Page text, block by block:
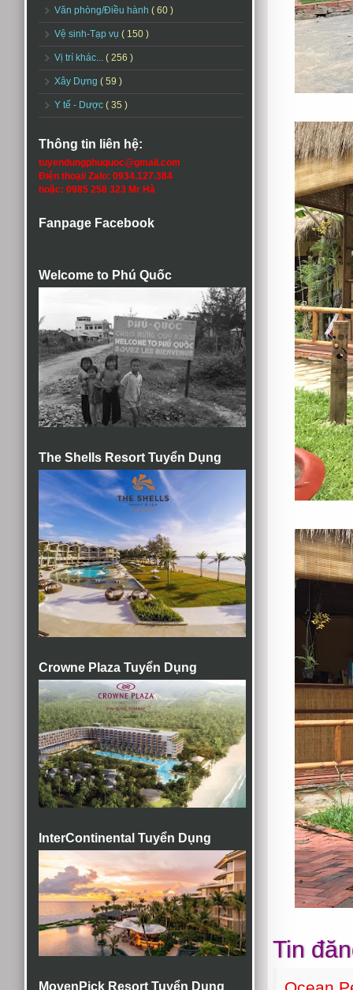
Văn phòng/Điều hành ( 60 )
Vệ sinh-Tạp vụ ( 150 )
Vị trí khác... ( 256 )
Xây Dựng ( 59 )
Y tế - Dược ( 35 )
Thông tin liên hệ:
tuyendungphuquoc@gmail.com
Điện thoại/ Zalo: 0934.127.384
hoặc: 0985 258 323 Mr Hà
Fanpage Facebook
Welcome to Phú Quốc
The Shells Resort Tuyển Dụng
Crowne Plaza Tuyển Dụng
InterContinental Tuyển Dụng
MovenPick Resort Tuyển Dụng
Tin